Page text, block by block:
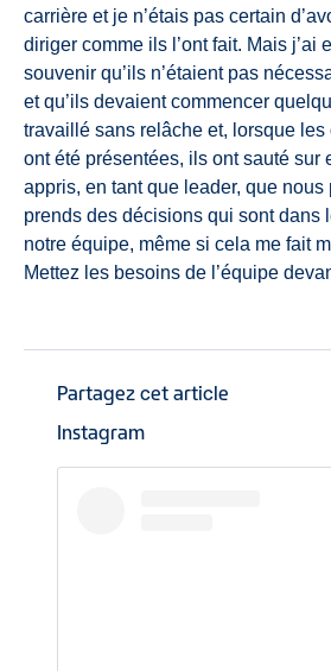
carrière et je n’étais pas certain
diriger comme ils l’ont fait. Mais j’ai
souvenir qu’ils n’étaient pas
et qu’ils devaient commencer
travaillé sans relâche et, lorsque
ont été présentées, ils ont sauté sur
appris, en tant que leader, que
prends des décisions qui sont dans
notre équipe, même si cela me fait
Mettez les besoins de l’équipe
Partagez cet article
Instagram